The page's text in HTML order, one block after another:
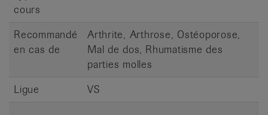
cours
Recommandé
en cas de
Arthrite, Arthrose, Ostéoporose,
Mal de dos, Rhumatisme des
parties molles
Ligue
VS